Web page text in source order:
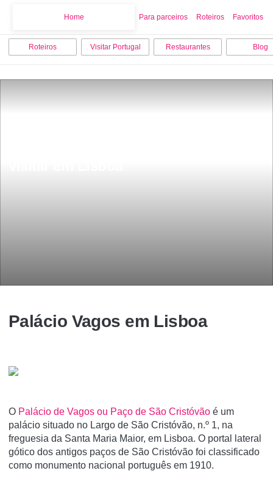
Home Para parceiros Roteiros Favoritos
Roteiros Visitar Portugal Restaurantes Blog
Palácio Vagos em Lisboa
O Palácio de Vagos ou Paço de São Cristóvão é um
palácio situado no Largo de São Cristóvão, n.º 1, na
freguesia da Santa Maria Maior, em Lisboa. O portal lateral
gótico dos antigos paços de São Cristóvão foi classificado
como monumento nacional português em 1910.